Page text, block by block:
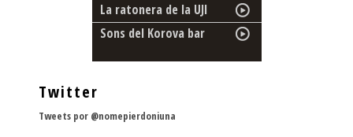
La ratonera de la UJI
Sons del Korova bar
Twitter
Tweets por @nomepierdoniuna